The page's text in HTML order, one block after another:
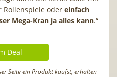
Rollenspiele oder einfach
Mega-Kran ja alles kann.“
Deal
Seite ein Produkt kaufst, erhalten